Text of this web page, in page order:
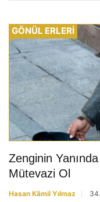
GÖNÜL ERLERİ
Zenginin
Mütevazi Ol
Hasan Kâmil Yılmaz